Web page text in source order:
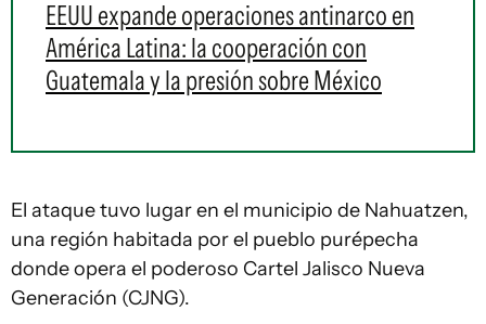
EEUU expande operaciones antinarco en
América Latina: la cooperación con
Guatemala y la presión sobre México
El ataque tuvo lugar en el municipio de Nahuatzen,
una región habitada por el pueblo purépecha
donde opera el poderoso Cartel Jalisco Nueva
Generación (CJNG).